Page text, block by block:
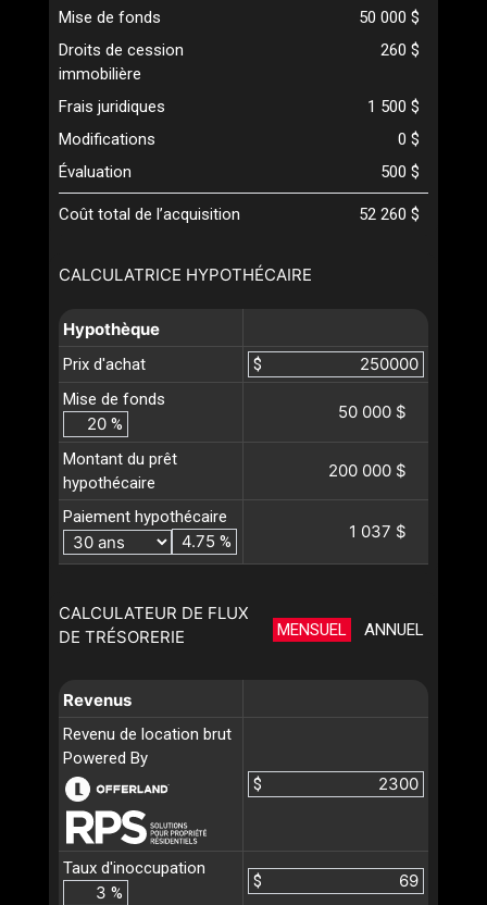
CALCULATRICE HYPOTHÉCAIRE
Hypothèque
Prix d'achat
$
Mise de fonds
%
50 000 $
Montant du prêt
hypothécaire
200 000 $
Paiement hypothécaire
%
1 037 $
CALCULATEUR DE FLUX
DE TRÉSORERIE
MENSUEL ANNUEL
Revenus
Revenu de location brut
Powered By
$
Taux d'inoccupation
%
$
Mise de fonds
50 000 $
Droits de cession
immobilière
260 $
Frais juridiques
1 500 $
Modifications
0 $
Évaluation
500 $
Coût total de l’acquisition 52 260 $